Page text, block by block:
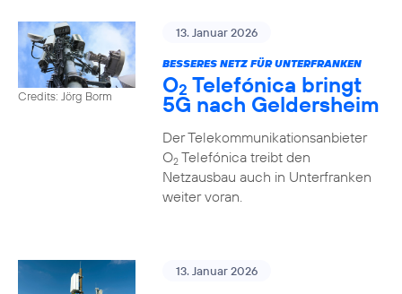
Credits: Jörg Borm
13. Januar 2026
BESSERES NETZ FÜR UNTERFRANKEN
O2 Telefónica bringt
5G nach Geldersheim
Der Telekommunikationsanbieter
O2Telefónica treibt den
Netzausbau auch in Unterfranken
weiter voran.
13. Januar 2026